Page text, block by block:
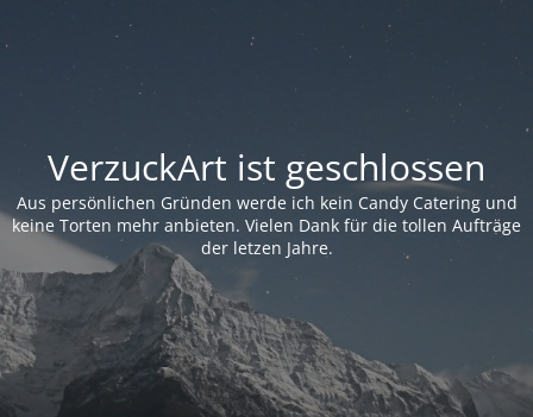
VerzuckArt ist geschlossen
Aus persönlichen Gründen werde ich kein Candy Catering und
keine Torten mehr anbieten. Vielen Dank für die tollen Aufträge
der letzen Jahre.